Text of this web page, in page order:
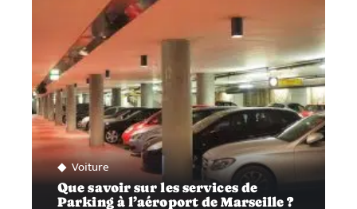
Voiture
Que savoir sur les services de
Parking à l’aéroport de Marseille ?